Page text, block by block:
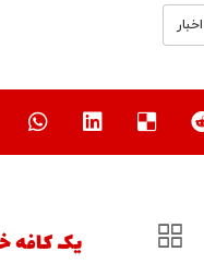
اخبار
یک کافه